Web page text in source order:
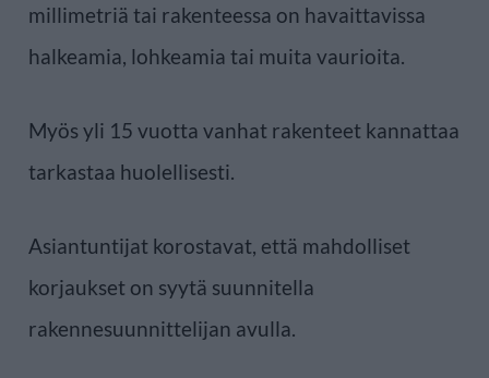
millimetriä tai rakenteessa on havaittavissa
halkeamia, lohkeamia tai muita vaurioita.
Myös yli 15 vuotta vanhat rakenteet kannattaa
tarkastaa huolellisesti.
Asiantuntijat korostavat, että mahdolliset
korjaukset on syytä suunnitella
rakennesuunnittelijan avulla.